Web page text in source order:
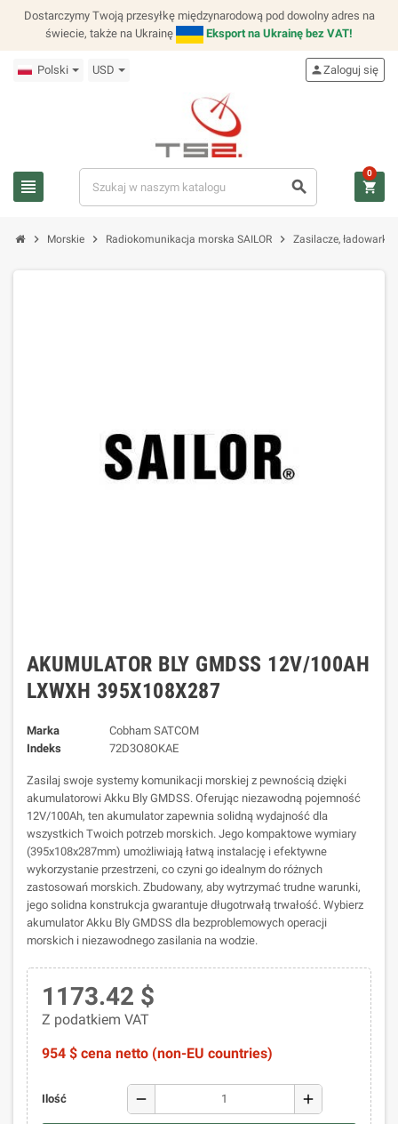
Dostarczymy Twoją przesyłkę międzynarodową pod dowolny adres na
świecie, także na Ukrainę
Eksport na Ukrainę bez VAT!
Polski USD
view_headline search
personZaloguj się
shopping_cart
0
chevron_right Morskie chevron_right Radiokomunikacja morska SAILOR chevron_right Zasilacze,
AKUMULATOR BLY GMDSS 12V/100AH
LXWXH 395X108X287
Marka
Cobham SATCOM
Indeks
72D3O8OKAE
Zasilaj swoje systemy komunikacji morskiej z pewnością dzięki
akumulatorowi Akku Bly GMDSS. Oferując niezawodną pojemność
12V/100Ah, ten akumulator zapewnia solidną wydajność dla
wszystkich Twoich potrzeb morskich. Jego kompaktowe wymiary
(395x108x287mm) umożliwiają łatwą instalację i efektywne
wykorzystanie przestrzeni, co czyni go idealnym do różnych
zastosowań morskich. Zbudowany, aby wytrzymać trudne warunki,
jego solidna konstrukcja gwarantuje długotrwałą trwałość. Wybierz
akumulator Akku Bly GMDSS dla bezproblemowych operacji
morskich i niezawodnego zasilania na wodzie.
1173.42 $
Z podatkiem VAT
954 $ cena netto (non-EU countries)
Ilość remove add